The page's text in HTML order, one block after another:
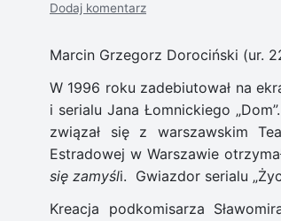
Dodaj komentarz
Marcin Grzegorz Dorociński (ur.
W 1996 roku zadebiutował na
i serialu Jana Łomnickiego
związał się z warszawskim
Estradowej w Warszawie
się zamyśli. Gwiazdor serialu
Kreacja podkomisarza